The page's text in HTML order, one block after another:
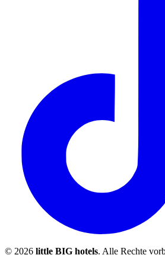
© 2026 little BIG hotels. Alle Rechte